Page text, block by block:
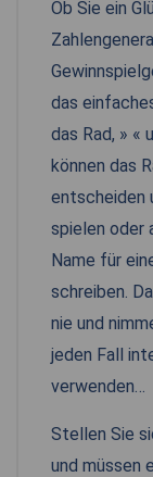
Ob Sie ein
das
das Rad, » «
können das
entscheiden
spielen oder
Name für
schreiben.
nie und
jeden Fall
verwenden…
Stellen Sie
und müssen